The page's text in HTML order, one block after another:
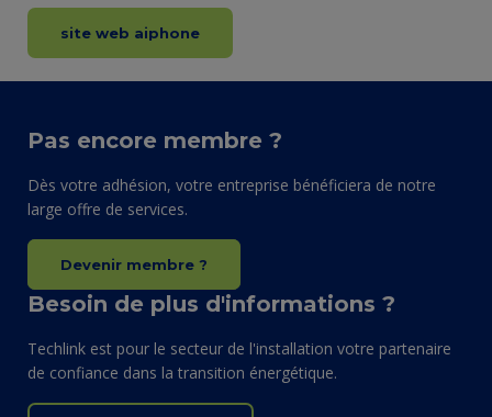
site web aiphone
Pas encore membre ?
Dès votre adhésion, votre entreprise bénéficiera de notre
large offre de services.
Devenir membre ?
Besoin de plus d'informations ?
Techlink est pour le secteur de l'installation votre partenaire
de confiance dans la transition énergétique.